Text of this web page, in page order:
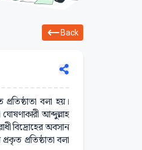
Back
বলা হয়।
আব্দুল্লাহ
বিদ্রোহের অবসান
প্রতিষ্ঠাতা বলা